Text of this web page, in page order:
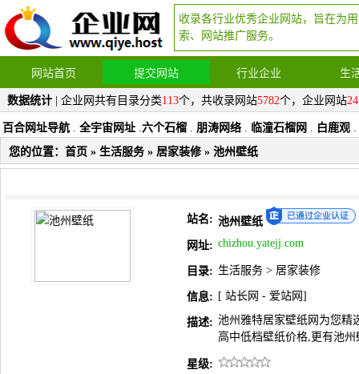
收录各行业优秀企业网站，旨在为
索、网站推广服务。
网站首页 提交网站 行业企业 生
数据统计 | 企业网共有目录分类113个，共收录网站5782个，企业网站
百合网址导航 . 全宇宙网址 .六个石榴 . 朋涛网络 . 临潼石榴网 . 白鹿观 .
您的位置： 首页 » 生活服务 » 居家装修» 池州壁纸
站名: 池州壁纸
网址: chizhou.yatejj.com
目录: 生活服务 > 居家装修
信息: [ 站长网 - 爱站网 ]
描述: 池州雅特居家壁纸网为您精
高中低档壁纸价格,更有池
星级: